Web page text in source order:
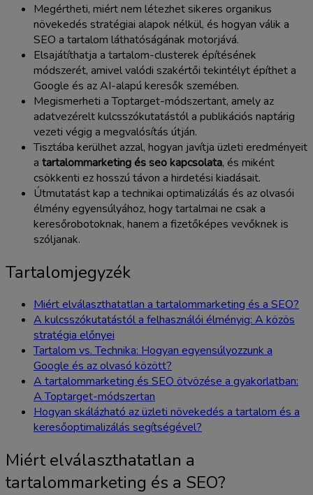
Megértheti, miért nem létezhet sikeres organikus
növekedés stratégiai alapok nélkül, és hogyan válik a
SEO a tartalom láthatóságának motorjává.
Elsajátíthatja a tartalom-clusterek építésének
módszerét, amivel valódi szakértői tekintélyt építhet a
Google és az AI-alapú keresők szemében.
Megismerheti a Toptarget-módszertant, amely az
adatvezérelt kulcsszókutatástól a publikációs naptárig
vezeti végig a megvalósítás útján.
Tisztába kerülhet azzal, hogyan javítja üzleti eredményeit
a tartalommarketing és seo kapcsolata, és miként
csökkenti ez hosszú távon a hirdetési kiadásait.
Útmutatást kap a technikai optimalizálás és az olvasói
élmény egyensúlyához, hogy tartalmai ne csak a
keresőrobotoknak, hanem a fizetőképes vevőknek is
szóljanak.
Tartalomjegyzék
Miért elválaszthatatlan a tartalommarketing és a SEO?
A kulcsszókutatástól a felhasználói élményig: A közös
stratégia előnyei
Tartalom vs. Technika: Hogyan egyensúlyozzunk a
Google és az olvasó között?
A tartalommarketing és SEO ötvözése a gyakorlatban:
A Toptarget-módszertan
Hogyan skálázható az üzleti növekedés a tartalom és a
keresőoptimalizálás segítségével?
Miért elválaszthatatlan a
tartalommarketing és a SEO?